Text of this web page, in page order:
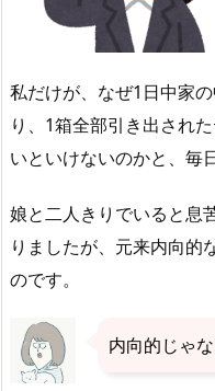
私だけが、なぜ1日中家
り、1箱全部引き出され
いといけないのかと、毎
娘と二人きりでいると息
りましたが、元来内向的
のです。
内向的じゃ